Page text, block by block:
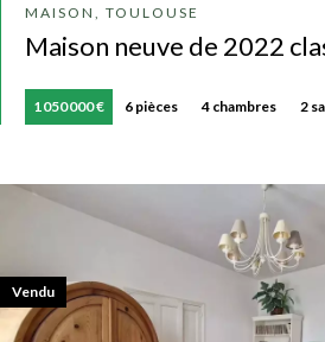
MAISON, TOULOUSE
Maison neuve de 2022
1 050 000 € 6 pièces 4 chambres 2
Vendu